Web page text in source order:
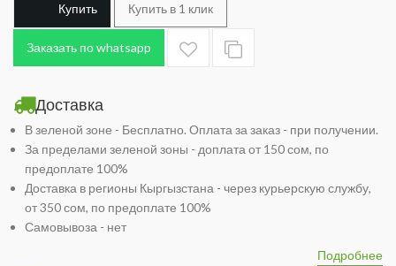
Купить Купить в 1 клик
Заказать по whatsapp
Доставка
В зеленой зоне - Бесплатно. Оплата за заказ - при получении.
За пределами зеленой зоны - доплата от 150 сом, по
предоплате 100%
Доставка в регионы Кыргызстана - через курьерскую службу,
от 350 сом, по предоплате 100%
Самовывоза - нет
Подробнее